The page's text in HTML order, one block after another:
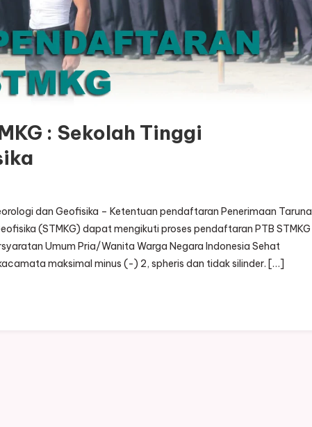
: Sekolah Tinggi
dan Geofisika – Ketentuan pendaftaran Penerimaan Taruna
(STMKG) dapat mengikuti proses pendaftaran PTB STMKG
Umum Pria/Wanita Warga Negara Indonesia Sehat
maksimal minus (-) 2, spheris dan tidak silinder. […]